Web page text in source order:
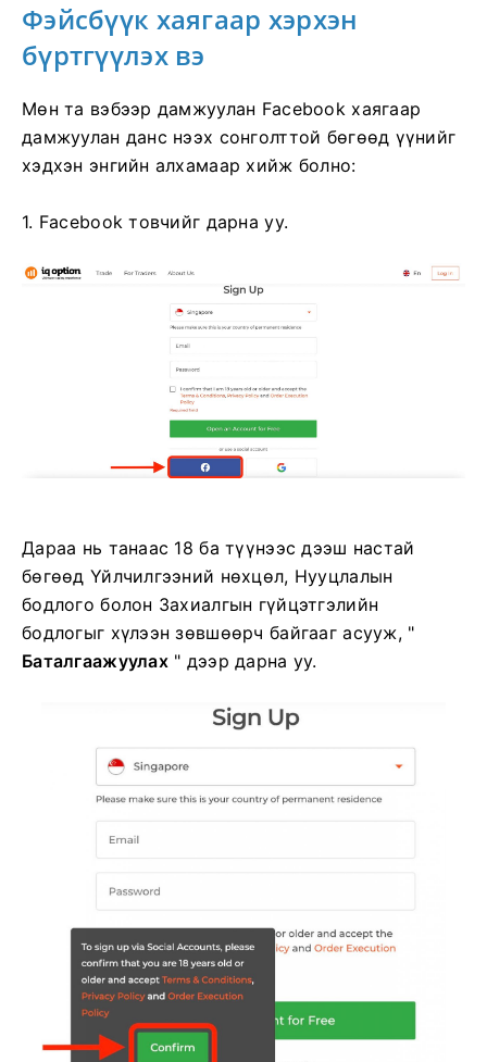
Фэйсбүүк хаягаар хэрхэн
бүртгүүлэх вэ
Мөн та вэбээр дамжуулан Facebook хаягаар
дамжуулан данс нээх сонголттой бөгөөд үүнийг
хэдхэн энгийн алхамаар хийж болно:
1. Facebook товчийг дарна уу.
Дараа нь танаас 18 ба түүнээс дээш настай
бөгөөд Үйлчилгээний нөхцөл, Нууцлалын
бодлого болон Захиалгын гүйцэтгэлийн
бодлогыг хүлээн зөвшөөрч байгааг асууж, "
Баталгаажуулах" дээр дарна уу.